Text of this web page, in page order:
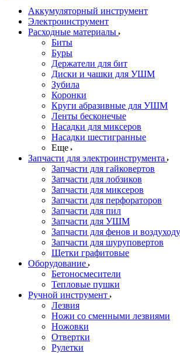
Аккумуляторный инструмент
Электроинструмент
Расходные материалы
Биты
Буры
Держатели для бит
Диски и чашки для УШМ
Зубила
Коронки
Круги абразивные для УШМ
Ленты бесконечые
Насадки для миксеров
Насадки шестигранные
Еще
Запчасти для электроинструмента
Запчасти для гайковертов
Запчасти для лобзиков
Запчасти для миксеров
Запчасти для перфораторов
Запчасти для пил
Запчасти для УШМ
Запчасти для фенов и
Запчасти для шуруповертов
Щетки графитовые
Оборудование
Бетоносмесители
Тепловые пушки
Ручной инструмент
Лезвия
Ножи со сменными лезвиями
Ножовки
Отвертки
Рулетки